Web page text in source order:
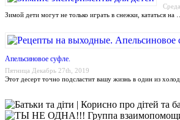
Зимой дети могут не только играть в снежки, кататься на …
Апельсиновое суфле.
Пятница Декабрь 27th, 2019
Этот десерт точно подсластит вашу жизнь в один из